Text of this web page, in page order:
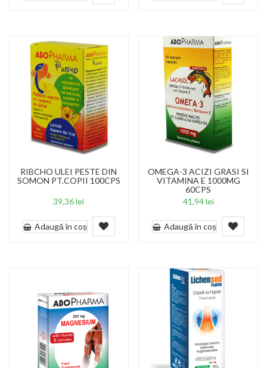
RIBCHO ULEI PESTE DIN
SOMON PT.COPII 100CPS
39,36lei
Adaugă în coș
OMEGA-3 ACIZI GRASI SI
VITAMINA E 1000MG
60CPS
41,94lei
Adaugă în coș